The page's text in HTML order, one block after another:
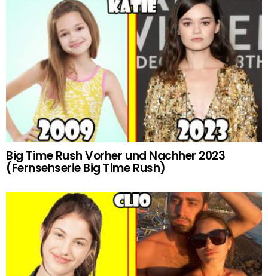
Big Time Rush Vorher und Nachher 2023
(Fernsehserie Big Time Rush)